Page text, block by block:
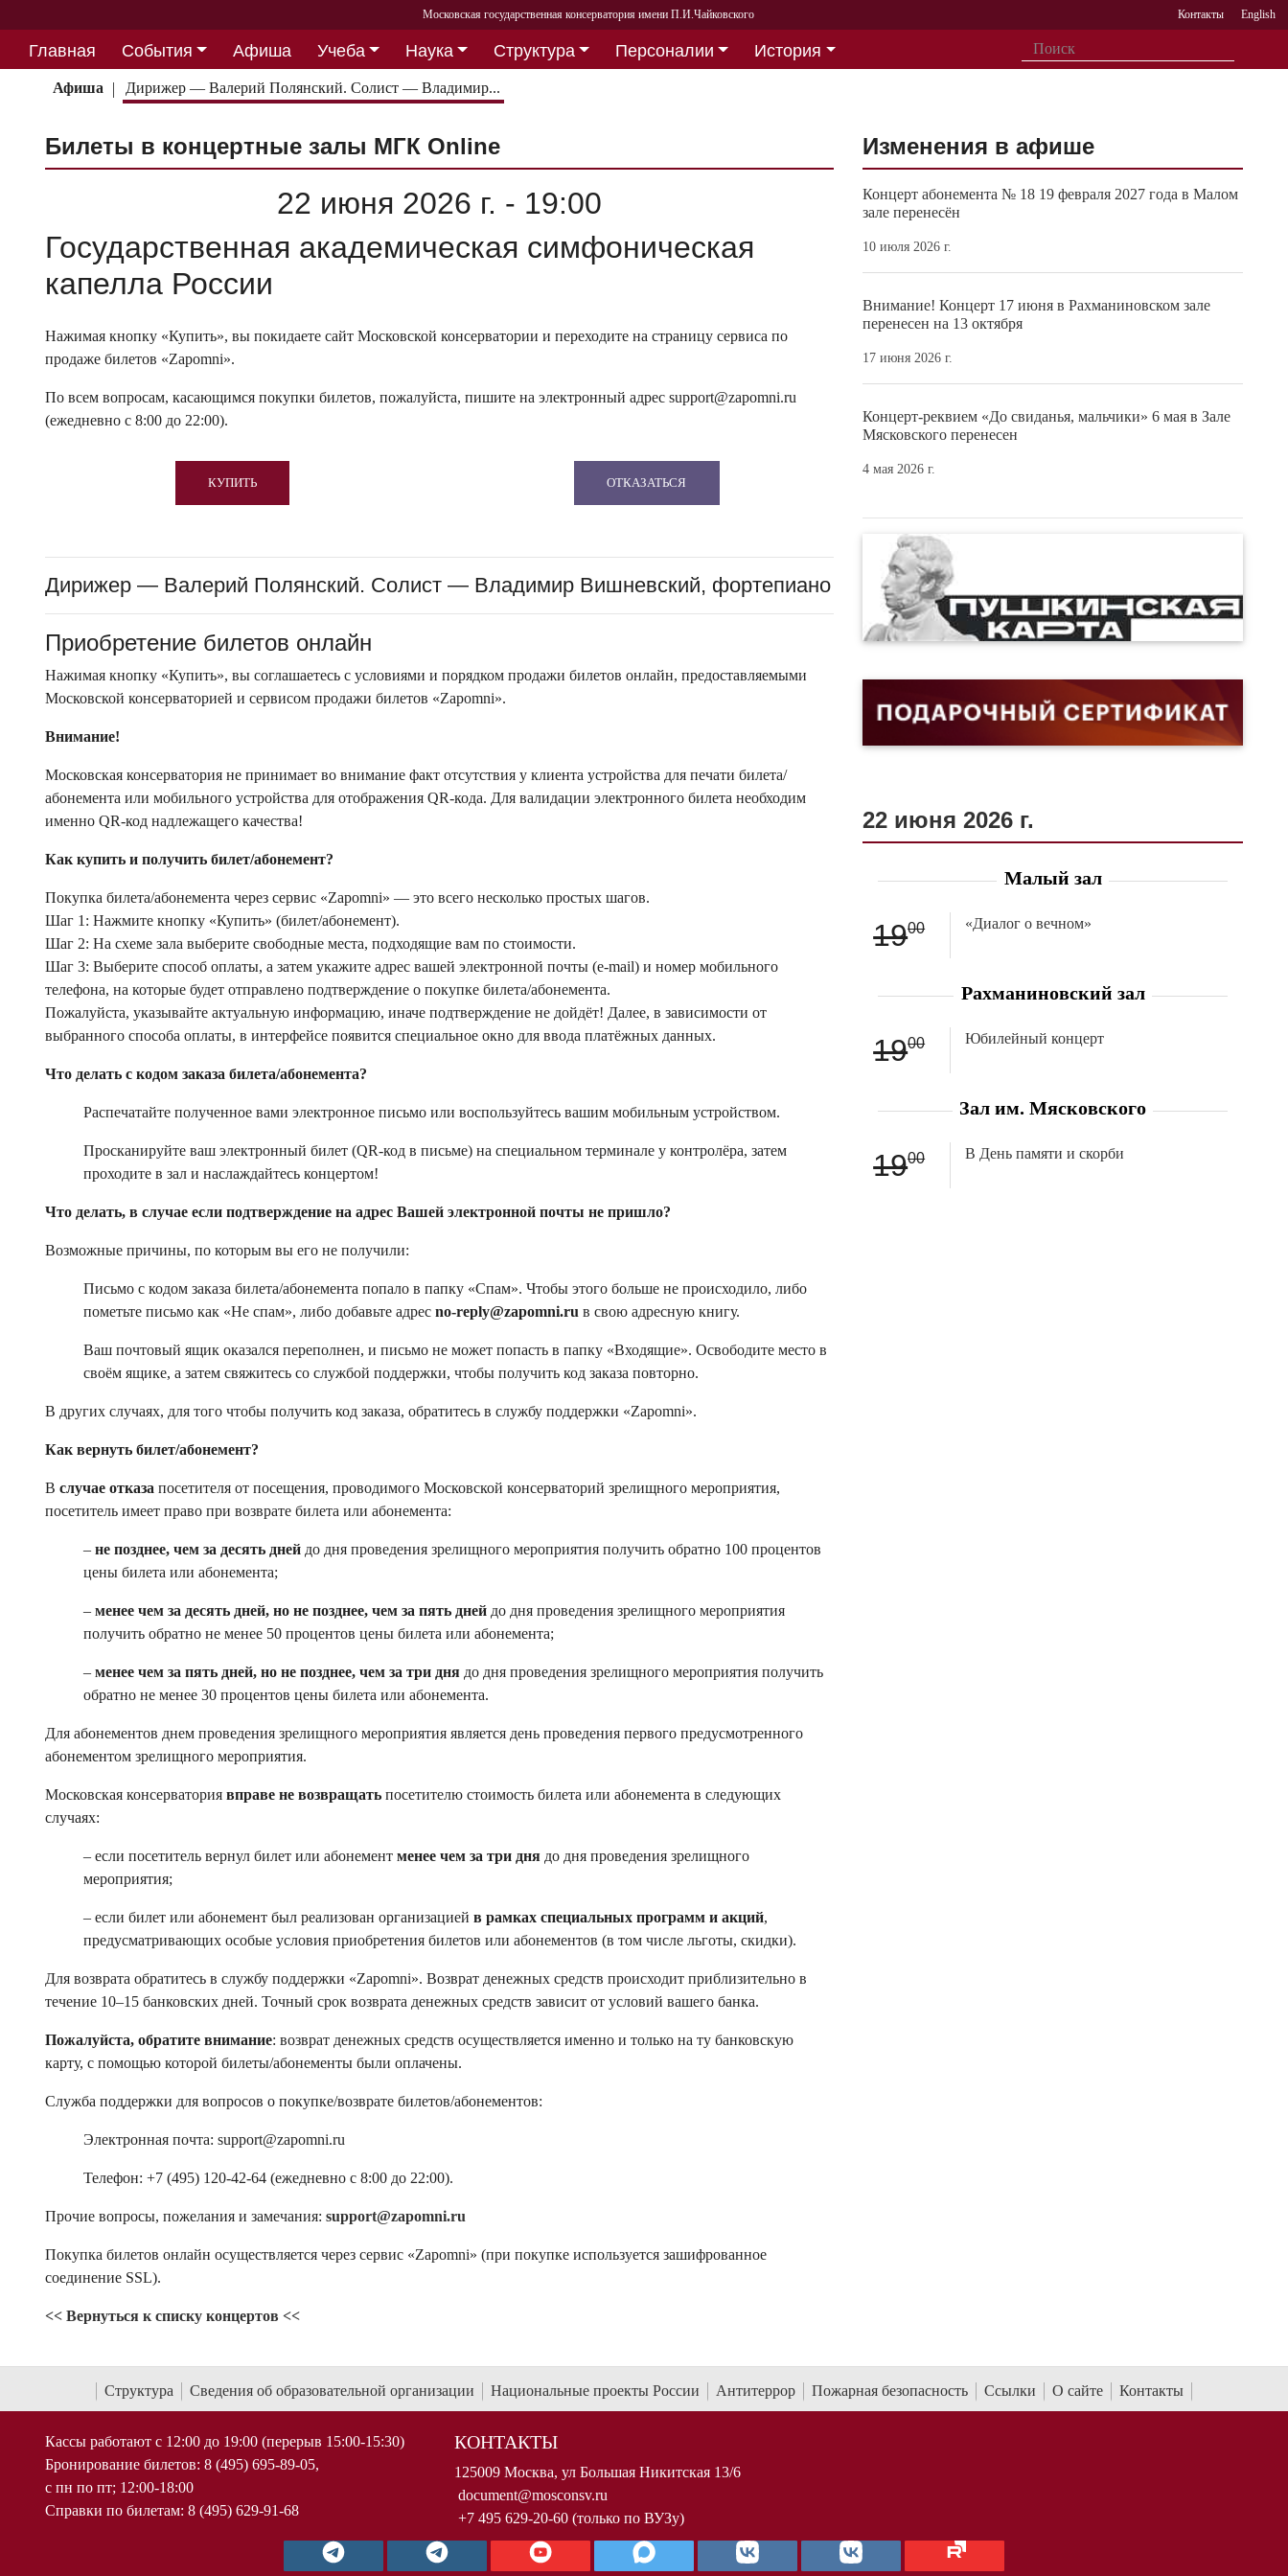
Московская государственная консерватория имени П.И.Чайковского Контакты English
Главная События Афиша Учеба Наука Структура Персоналии
История
Партнерство
Афиша Дирижер — Валерий Полянский. Солист — Владимир...
Билеты в концертные залы МГК Online
22 июня 2026 г. - 19:00
Государственная академическая симфоническая
капелла России
Нажимая кнопку «Купить», вы покидаете сайт Московской консерватории и переходите на страницу сервиса по
продаже билетов «Zapomni».
По всем вопросам, касающимся покупки билетов, пожалуйста, пишите на электронный адрес support@zapomni.ru
(ежедневно с 8:00 до 22:00).
КУПИТЬ ОТКАЗАТЬСЯ
Дирижер — Валерий Полянский. Солист — Владимир Вишневский, фортепиано
Приобретение билетов онлайн
Нажимая кнопку «Купить», вы соглашаетесь с условиями и порядком продажи билетов онлайн, предоставляемыми
Московской консерваторией и сервисом продажи билетов «Zapomni».
Внимание!
Московская консерватория не принимает во внимание факт отсутствия у клиента устройства для печати билета/
абонемента или мобильного устройства для отображения QR-кода. Для валидации электронного билета необходим
именно QR-код надлежащего качества!
Как купить и получить билет/абонемент?
Покупка билета/абонемента через сервис «Zapomni» — это всего несколько простых шагов.
Шаг 1: Нажмите кнопку «Купить» (билет/абонемент).
Шаг 2: На схеме зала выберите свободные места, подходящие вам по стоимости.
Шаг 3: Выберите способ оплаты, а затем укажите адрес вашей электронной почты (e-mail) и номер мобильного
телефона, на которые будет отправлено подтверждение о покупке билета/абонемента.
Пожалуйста, указывайте актуальную информацию, иначе подтверждение не дойдёт! Далее, в зависимости от
выбранного способа оплаты, в интерфейсе появится специальное окно для ввода платёжных данных.
Что делать с кодом заказа билета/абонемента?
Распечатайте полученное вами электронное письмо или воспользуйтесь вашим мобильным устройством.
Просканируйте ваш электронный билет (QR-код в письме) на специальном терминале у контролёра, затем
проходите в зал и наслаждайтесь концертом!
Что делать, в случае если подтверждение на адрес Вашей электронной почты не пришло?
Возможные причины, по которым вы его не получили:
Письмо с кодом заказа билета/абонемента попало в папку «Спам». Чтобы этого больше не происходило, либо
пометьте письмо как «Не спам», либо добавьте адрес no-reply@zapomni.ru в свою адресную книгу.
Ваш почтовый ящик оказался переполнен, и письмо не может попасть в папку «Входящие». Освободите место в
своём ящике, а затем свяжитесь со службой поддержки, чтобы получить код заказа повторно.
В других случаях, для того чтобы получить код заказа, обратитесь в службу поддержки «Zapomni».
Как вернуть билет/абонемент?
В случае отказа посетителя от посещения, проводимого Московской консерваторий зрелищного мероприятия,
посетитель имеет право при возврате билета или абонемента:
– не позднее, чем за десять дней до дня проведения зрелищного мероприятия получить обратно 100 процентов
цены билета или абонемента;
– менее чем за десять дней, но не позднее, чем за пять дней до дня проведения зрелищного мероприятия
получить обратно не менее 50 процентов цены билета или абонемента;
– менее чем за пять дней, но не позднее, чем за три дня до дня проведения зрелищного мероприятия получить
обратно не менее 30 процентов цены билета или абонемента.
Для абонементов днем проведения зрелищного мероприятия является день проведения первого предусмотренного
абонементом зрелищного мероприятия.
Московская консерватория вправе не возвращать посетителю стоимость билета или абонемента в следующих
случаях:
– если посетитель вернул билет или абонемент менее чем за три дня до дня проведения зрелищного
мероприятия;
– если билет или абонемент был реализован организацией в рамках специальных программ и акций,
предусматривающих особые условия приобретения билетов или абонементов (в том числе льготы, скидки).
Для возврата обратитесь в службу поддержки «Zapomni». Возврат денежных средств происходит приблизительно в
течение 10–15 банковских дней. Точный срок возврата денежных средств зависит от условий вашего банка.
Пожалуйста, обратите внимание: возврат денежных средств осуществляется именно и только на ту банковскую
карту, с помощью которой билеты/абонементы были оплачены.
Служба поддержки для вопросов о покупке/возврате билетов/абонементов:
Электронная почта: support@zapomni.ru
Телефон: +7 (495) 120-42-64 (ежедневно с 8:00 до 22:00).
Прочие вопросы, пожелания и замечания: support@zapomni.ru
Покупка билетов онлайн осуществляется через сервис «Zapomni» (при покупке используется зашифрованное
соединение SSL).
<< Вернуться к списку концертов <<
Изменения в афише
Концерт абонемента № 18 19 февраля 2027 года в Малом
зале перенесён
10 июля 2026 г.
Внимание! Концерт 17 июня в Рахманиновском зале
перенесен на 13 октября
17 июня 2026 г.
Концерт-реквием «До свиданья, мальчики» 6 мая в Зале
Мясковского перенесен
4 мая 2026 г.
22 июня 2026 г.
Малый зал
1900 «Диалог о вечном»
Рахманиновский зал
1900 Юбилейный концерт
Зал им. Мясковского
1900 В День памяти и скорби
Структура Сведения об образовательной организации Национальные проекты России Антитеррор Пожарная безопасность Ссылки О сайте Контакты
Кассы работают с 12:00 до 19:00 (перерыв 15:00-15:30)
Бронирование билетов: 8 (495) 695-89-05,
с пн по пт; 12:00-18:00
Справки по билетам: 8 (495) 629-91-68
КОНТАКТЫ
125009 Москва, ул Большая Никитская 13/6
document@mosconsv.ru
+7 495 629-20-60 (только по ВУЗу)